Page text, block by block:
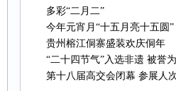
多彩“二月二”
今年元宵月“十五月亮十五圆
贵州榕江侗寨盛装欢庆侗年
“二十四节气”入选非遗被誉
第十八届高交会闭幕参展人